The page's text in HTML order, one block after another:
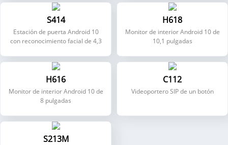
S414
Estación de puerta Android 10
con reconocimiento facial de 4,3
H618
Monitor de interior Android 10 de
10,1 pulgadas
H616
Monitor de interior Android 10 de
8 pulgadas
C112
Videoportero SIP de un botón
S213M